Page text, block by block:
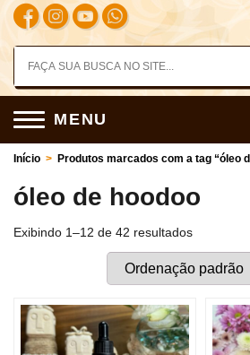
MENU
Início > Produtos marcados com a tag “óleo
óleo de hoodoo
Exibindo 1–12 de 42 resultados